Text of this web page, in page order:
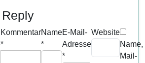
Kommentar
*
Name
*
E-Mail-
Adresse
*
Website
Name,
Mail-